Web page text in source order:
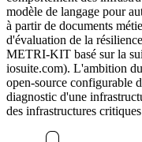
modèle de langage pour
à partir de documents
d'évaluation de la
METRI-KIT basé sur la
iosuite.com). L'ambition
open-source configurable
diagnostic d'une
des infrastructures